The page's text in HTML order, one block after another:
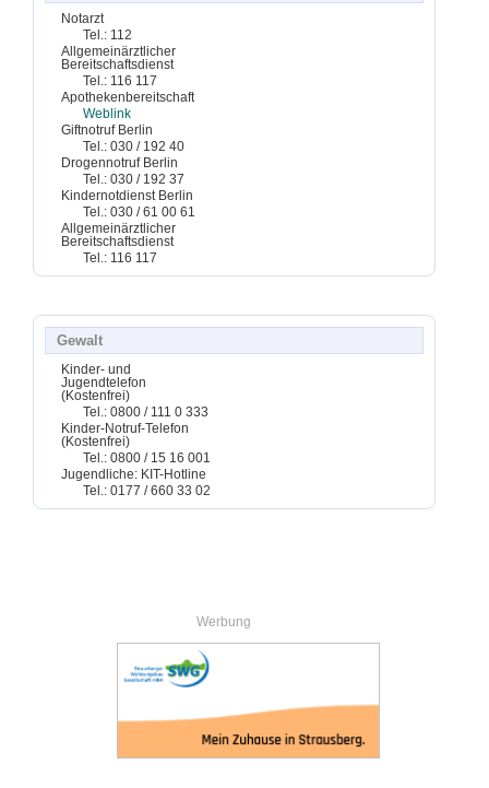
Notarzt
Tel.: 112
Allgemeinärztlicher
Bereitschaftsdienst
Tel.: 116 117
Apothekenbereitschaft
Weblink
Giftnotruf Berlin
Tel.: 030 / 192 40
Drogennotruf Berlin
Tel.: 030 / 192 37
Kindernotdienst Berlin
Tel.: 030 / 61 00 61
Allgemeinärztlicher
Bereitschaftsdienst
Tel.: 116 117
Gewalt
Kinder- und
Jugendtelefon
(Kostenfrei)
Tel.: 0800 / 111 0 333
Kinder-Notruf-Telefon
(Kostenfrei)
Tel.: 0800 / 15 16 001
Jugendliche: KIT-Hotline
Tel.: 0177 / 660 33 02
Werbung